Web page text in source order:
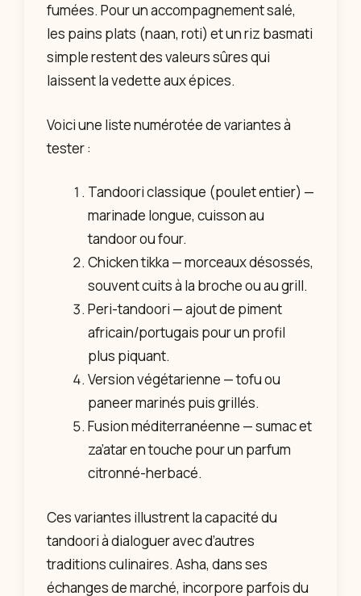
fumées. Pour un accompagnement salé,
les pains plats (naan, roti) et un riz basmati
simple restent des valeurs sûres qui
laissent la vedette aux épices.
Voici une liste numérotée de variantes à
tester :
Tandoori classique (poulet entier) —
marinade longue, cuisson au
tandoor ou four.
Chicken tikka — morceaux désossés,
souvent cuits à la broche ou au grill.
Peri-tandoori — ajout de piment
africain/portugais pour un profil
plus piquant.
Version végétarienne — tofu ou
paneer marinés puis grillés.
Fusion méditerranéenne — sumac et
za’atar en touche pour un parfum
citronné-herbacé.
Ces variantes illustrent la capacité du
tandoori à dialoguer avec d’autres
traditions culinaires. Asha, dans ses
échanges de marché, incorpore parfois du